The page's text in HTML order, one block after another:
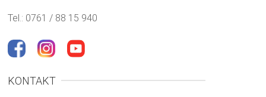
Tel.: 0761 / 88 15 940
KONTAKT